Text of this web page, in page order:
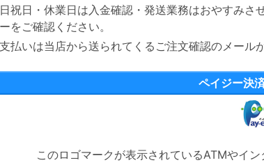
祝日・休業日は入金確認・発送業務はおやすみ
をご確認ください。
払いは当店から送られてくるご注文確認のメール
ペイジー決
このロゴマークが表示されているATMやイ